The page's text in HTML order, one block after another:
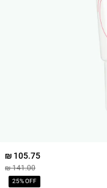
105.75 ₪
141.00 ₪
25% OFF